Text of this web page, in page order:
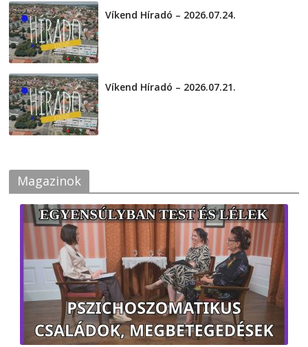
Víkend Híradó – 2026.07.24.
Víkend Híradó – 2026.07.21.
Magazinok